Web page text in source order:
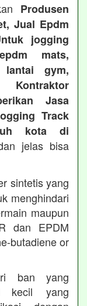
Produsen
Jual Epdm
jogging
mats,
lantai gym,
Jasa
Track
kota di
jelas bisa
sintetis yang
menghindari
maupun
dan EPDM
butadiene or
ban yang
kecil yang